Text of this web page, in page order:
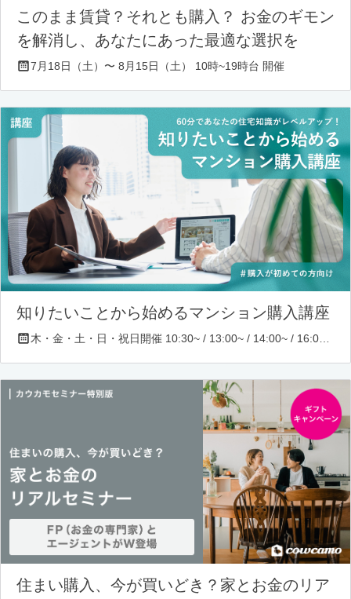
このまま賃貸？それとも購入？ お金のギモン
を解消し、あなたにあった最適な選択を
7月18日（土）〜 8月15日（土） 10時~19時台 開催
知りたいことから始めるマンション購入講座
住まい購入、今が買いどき？家とお金のリア